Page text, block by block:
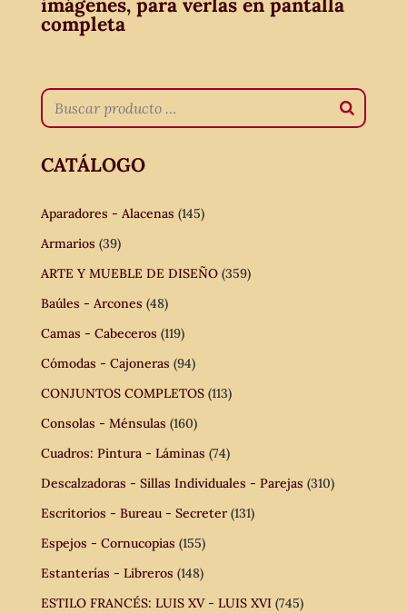
imágenes, para verlas en pantalla
completa
CATÁLOGO
Aparadores - Alacenas (145)
Armarios (39)
ARTE Y MUEBLE DE DISEÑO (359)
Baúles - Arcones (48)
Camas - Cabeceros (119)
Cómodas - Cajoneras (94)
CONJUNTOS COMPLETOS (113)
Consolas - Ménsulas (160)
Cuadros: Pintura - Láminas (74)
Descalzadoras - Sillas Individuales - Parejas (310)
Escritorios - Bureau - Secreter (131)
Espejos - Cornucopias (155)
Estanterías - Libreros (148)
ESTILO FRANCÉS: LUIS XV - LUIS XVI (745)